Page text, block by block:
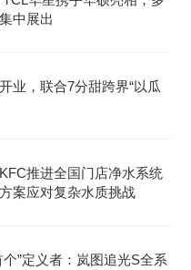
中展出
业，联合7分甜跨界“以瓜
推进全国门店净水系统
案应对复杂水质挑战
”定义者：岚图追光S全系